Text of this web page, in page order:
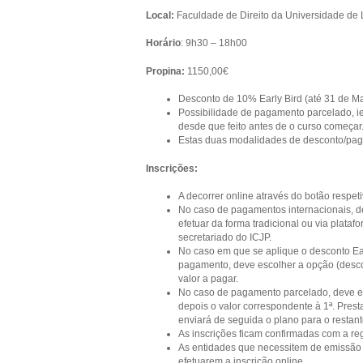
Local: Faculdade de Direito da Universidade de
Horário: 9h30 – 18h00
Propina: 1150,00€
Desconto de 10% Early Bird (até 31 de
Possibilidade de pagamento parcelado,
desde que feito antes de o curso começar.
Estas duas modalidades de desconto/
Inscrições:
A decorrer online através do botão
No caso de pagamentos internacionais,
efetuar da forma tradicional ou via
secretariado do ICJP.
No caso em que se aplique o desconto
pagamento, deve escolher a opção
valor a pagar.
No caso de pagamento parcelado, deve
depois o valor correspondente à 1ª.
enviará de seguida o plano para o
As inscrições ficam confirmadas com a
As entidades que necessitem de